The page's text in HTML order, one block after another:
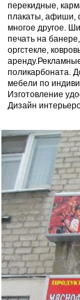
перекидные,
плакаты, афиши,
многое другое.
печать на
оргстекле,
поликарбоната.
мебели по
Изготовление
Дизайн